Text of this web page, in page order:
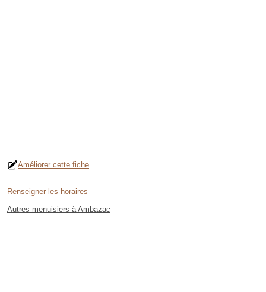
Améliorer cette fiche
Renseigner les horaires
Autres menuisiers à Ambazac